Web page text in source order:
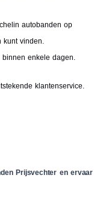
autobanden op
kunt vinden.​​
enkele dagen.
klantenservice.
Prijsvechter en ervaar